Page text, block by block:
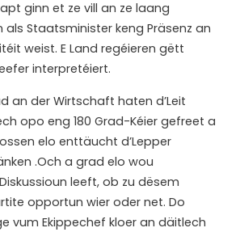
ginn et ze vill an ze laang
als Staatsminister keng Präsenz an
weist. E Land regéieren gëtt
interpretéiert.
an der Wirtschaft haten d’Leit
opo eng 180 Grad-Kéier gefreet a
elo enttäucht d’Lepper
.Och a grad elo wou
leeft, ob zu dësem
opportun wier oder net. Do
vum Ekippechef kloer an däitlech